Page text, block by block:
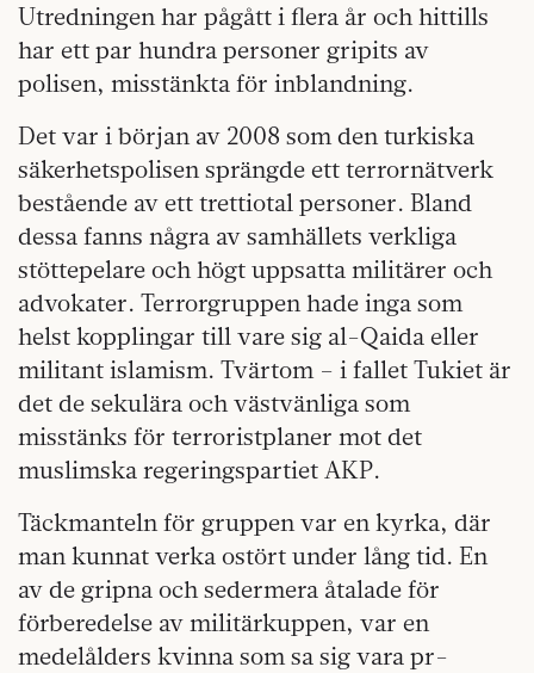
Utredningen har pågått i flera år och hittills
har ett par hundra personer gripits av
polisen, misstänkta för inblandning.
Det var i början av 2008 som den turkiska
säkerhetspolisen sprängde ett terrornätverk
bestående av ett trettiotal personer. Bland
dessa fanns några av samhällets verkliga
stöttepelare och högt uppsatta militärer och
advokater. Terrorgruppen hade inga som
helst kopplingar till vare sig al-Qaida eller
militant islamism. Tvärtom – i fallet Tukiet är
det de sekulära och västvänliga som
misstänks för terroristplaner mot det
muslimska regeringspartiet AKP.
Täckmanteln för gruppen var en kyrka, där
man kunnat verka ostört under lång tid. En
av de gripna och sedermera åtalade för
förberedelse av militärkuppen, var en
medelålders kvinna som sa sig vara pr-